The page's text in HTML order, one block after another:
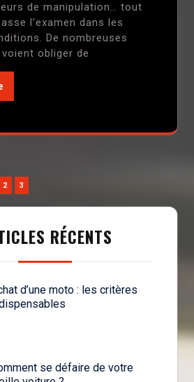
de manipulation… tout
l’examen dans les
De nombreuses
obliger de
Page
2 Page
3
RÉCENTS
d’une moto : les critères
se défaire de votre